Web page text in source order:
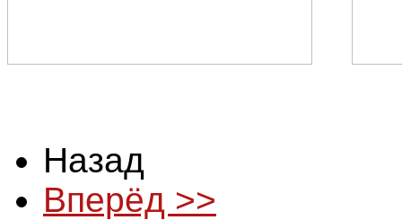
Назад
Вперёд >>